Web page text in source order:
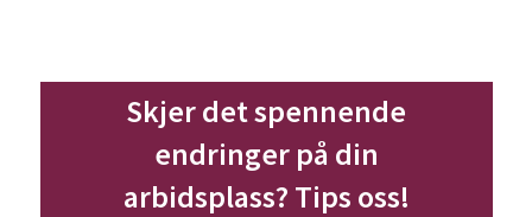
Skjer det spennende
endringer på din
arbidsplass? Tips oss!